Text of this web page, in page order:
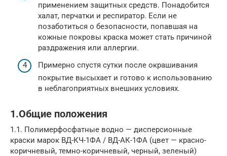
применением защитных средств. Понадобится
халат, перчатки и респиратор. Если не
позаботиться о безопасности, попавшая на
кожные покровы краска может стать причиной
раздражения или аллергии.
Примерно спустя сутки после окрашивания
покрытие высыхает и готово к использованию
в неблагоприятных внешних условиях.
1.Общие положения
1.1. Полимерфосфатные водно — дисперсионные
краски марок ВД-КЧ-1ФА / ВД-АК-1ФА (цвет — красно-
коричневый, темно-коричневый, черный, зеленый)